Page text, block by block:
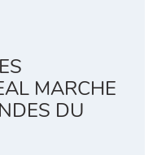
MARCHE
DU